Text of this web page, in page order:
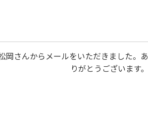
岡さんからメールをいただきました。あ
りがとうございます。